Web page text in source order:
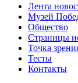
Лента
Музей
Общество
Страницы
Точка
Тесты
Контакты